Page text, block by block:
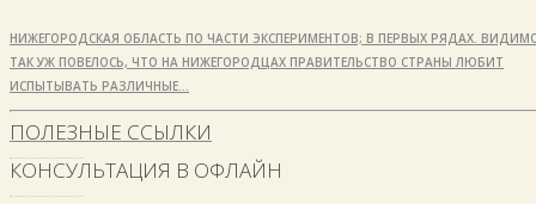
НИЖЕГОРОДСКАЯ ОБЛАСТЬ ПО ЧАСТИ ЭКСПЕРИМЕНТОВ; В ПЕРВЫХ РЯДАХ.
ТАК УЖ ПОВЕЛОСЬ, ЧТО НА НИЖЕГОРОДЦАХ ПРАВИТЕЛЬСТВО СТРАНЫ ЛЮБИТ
ИСПЫТЫВАТЬ РАЗЛИЧНЫЕ…
ПОЛЕЗНЫЕ ССЫЛКИ
КОНСУЛЬТАЦИЯ В ОФЛАЙН